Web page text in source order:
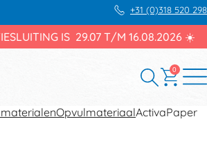
+31 (0)318 520 298
IS 29.07 T/M 16.08.2026 ☀️
0
OpvulmateriaalActivaPaper